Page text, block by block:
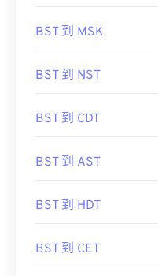
BST 到 MSK
BST 到 NST
BST 到 CDT
BST 到 AST
BST 到 HDT
BST 到 CET